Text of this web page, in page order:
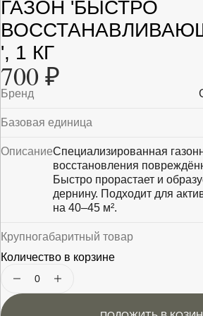
ГАЗОН 'БЫСТРО
', 1 КГ
700 ₽
Бренд
Базовая единица
ОписаниеСпециализированная
восстановления
Быстро прорастает и
дернину. Подходит для
на 40–45 м².
Крупногабаритный товар
Количество в корзине